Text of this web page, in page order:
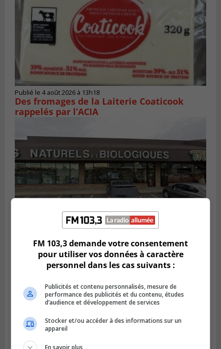
Publié le 4 août 2026 à 13h18
Des fromages de la Laiterie Coaticook
rappelés par l’ACIA
BROSSARD
Publié le 2 août 2026 à 23h04
Rappel de quatre produits alimentaires à
Brossard
FM 103,3 demande votre consentement
pour utiliser vos données à caractère
personnel dans les cas suivants :
Publicités et contenu personnalisés, mesure de
performance des publicités et du contenu, études
d’audience et développement de services
Stocker et/ou accéder à des informations sur un
appareil
En savoir plus